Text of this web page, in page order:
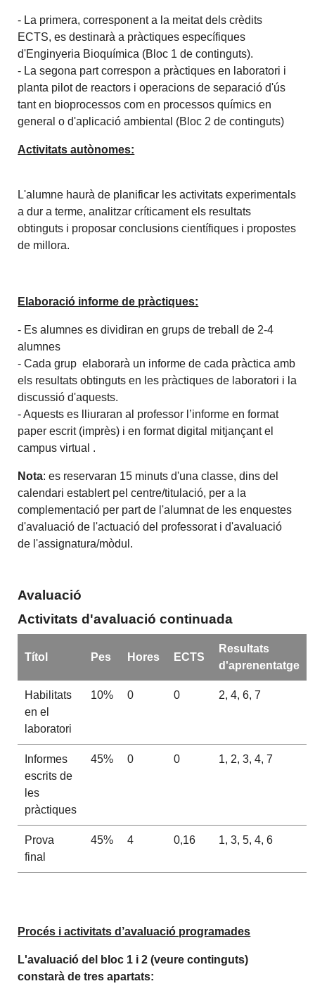
- La primera, corresponent a la meitat dels crèdits
ECTS, es destinarà a pràctiques específiques
d'Enginyeria Bioquímica (Bloc 1 de continguts).
- La segona part correspon a pràctiques en laboratori i
planta pilot de reactors i operacions de separació d'ús
tant en bioprocessos com en processos químics en
general o d'aplicació ambiental (Bloc 2 de continguts)
Activitats autònomes:
L'alumne haurà de planificar les activitats experimentals
a dur a terme, analitzar críticament els resultats
obtinguts i proposar conclusions científiques i propostes
de millora.
Elaboració informe de pràctiques:
- Es alumnes es dividiran en grups de treball de 2-4
alumnes
- Cada grup elaborarà un informe de cada pràctica amb
els resultats obtinguts en les pràctiques de laboratori i la
discussió d'aquests.
- Aquests es lliuraran al professor l’informe en format
paper escrit (imprès) i en format digital mitjançant el
campus virtual .
Nota: es reservaran 15 minuts d'una classe, dins del
calendari establert pel centre/titulació, per a la
complementació per part de l'alumnat de les enquestes
d'avaluació de l'actuació del professorat i d'avaluació
de l'assignatura/mòdul.
Avaluació
Activitats d'avaluació continuada
Títol Pes Hores ECTS
Resultats
d'aprenentatge
Habilitats
en el
laboratori
10% 0 0 2, 4, 6, 7
Informes
escrits de
les
pràctiques
45% 0 0 1, 2, 3, 4, 7
Prova
final
45% 4 0,16 1, 3, 5, 4, 6
Procés i activitats d’avaluació programades
L'avaluació del bloc 1 i 2 (veure continguts)
constarà de tres apartats: